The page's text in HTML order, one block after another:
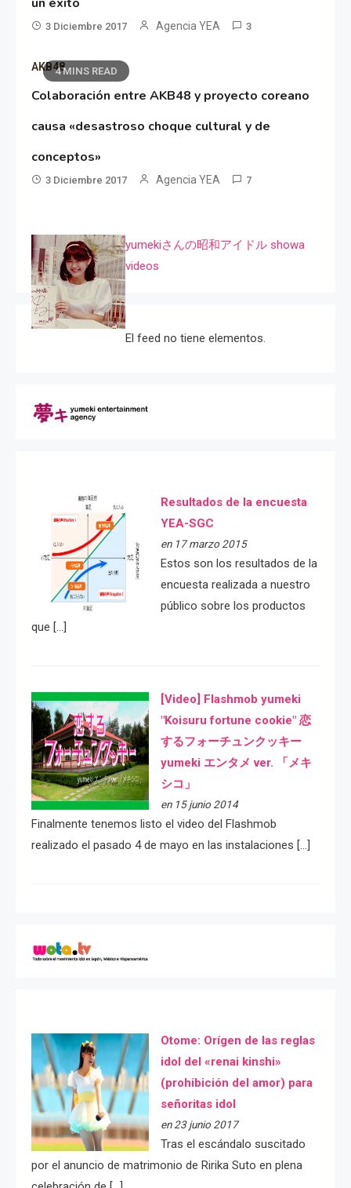
3 Diciembre 2017 Agencia YEA 3
4 MINS READ
AKB48
Colaboración entre AKB48 y proyecto coreano
causa «desastroso choque cultural y de
conceptos»
3 Diciembre 2017 Agencia YEA 7
yumekiさんの昭和アイドル showa
videos
El feed no tiene elementos.
Resultados de la encuesta
YEA-SGC
en 17 marzo 2015
Estos son los resultados de la
encuesta realizada a nuestro
público sobre los productos
que […]
[Video] Flashmob yumeki
"Koisuru fortune cookie" 恋
するフォーチュンクッキー
yumeki エンタメ ver. 「メキ
シコ」
en 15 junio 2014
Finalmente tenemos listo el video del Flashmob
realizado el pasado 4 de mayo en las instalaciones […]
Otome: Orígen de las reglas
idol del «renai kinshi»
(prohibición del amor) para
señoritas idol
en 23 junio 2017
Tras el escándalo suscitado
por el anuncio de matrimonio de Ririka Suto en plena